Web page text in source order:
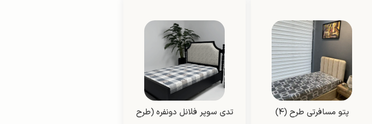
پتو مسافرتی طرح (4)
تدی سوپر فلانل دونفره (طرح